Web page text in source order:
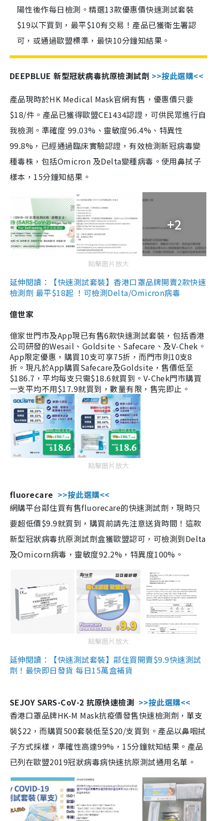
陽性後作每日檢測。精選13款優惠價快速測試套裝
$19以下買到，最平$10有交易！產品已獲衛生署認
可，或通過歐盟標準，最快10分鐘知結果。
DEEPBLUE 新型冠狀病毒抗原檢測試劑 >>按此選購<<
產品現時於HK Medical Mask官網有售，優惠價只要
$18/件。產品已獲得歐盟CE1434認證，可供民眾進行自
我檢測。準確度 99.03%、靈敏度96.4%、特異性
99.8%，已經通過臨床實驗認證，有效檢測新冠病毒變
種毒株，包括Omicron 及Delta變種病毒。使用鼻拭子
樣本，15分鐘知結果。
+2
點擊圖片放大
延伸閱讀：【快速測試套裝】香港口罩品牌開賣2款快速
檢測劑 最平$18起 ！可檢測Delta/Omicron病毒
億世家
億家世門市及App現已有售6款快速測試套裝，包括香港
公司研發的Wesail、Goldsite、Safecare、及V-Chek。
App限定優惠，購買10支可享75折，而門市則10支8
折。現凡於App購買Safecare及Goldsite，售價低至
$186.7，平均每支只需$18.6就買到。V-Chek門市購買
一支平均不用$17.9就買到，數量有限，售完即止。
點擊圖片放大
fluorecare >>按此選購<<
網購平台鄰住買有售fluorecare的快速測試劑，現時只
要超低價$9.9就買到，購買前請先注意送貨時間！這款
新型冠狀病毒抗原測試劑盒獲歐盟認可，可檢測到Delta
及Omicorn病毒，靈敏度92.2%，特異度100%。
點擊圖片放大
延伸閱讀：【快速測試套裝】鄰住買開賣$9.9快速測試
劑！最快即日發貨 每日15萬盒補貨
SEJOY SARS-CoV-2 抗原快速檢測 >>按此選購<<
香港口罩品牌HK-M Mask抗疫價發售快速檢測劑，單支
裝$22，而購買500套裝低至$20/支買到。產品以鼻咽拭
子方式採樣，準確性高達99%，15分鐘就知結果。產品
已列在歐盟2019冠狀病毒病快速抗原測試通用名單。